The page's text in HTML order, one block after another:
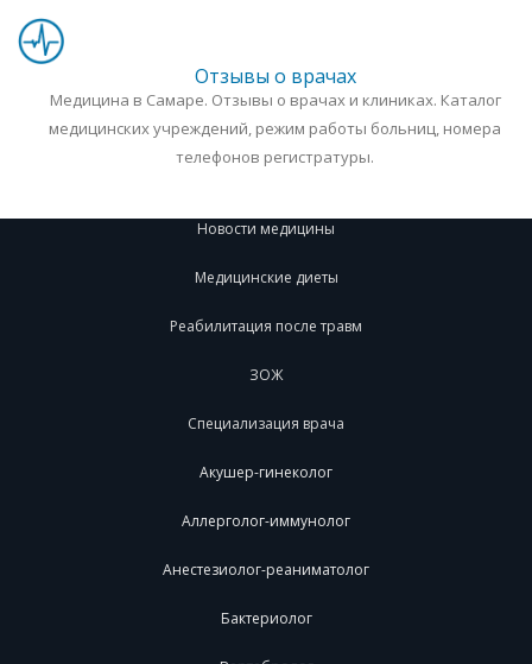
Отзывы о врачах
Медицина в Самаре. Отзывы о врачах и клиниках. Каталог
медицинских учреждений, режим работы больниц, номера
телефонов регистратуры.
Новости медицины
Медицинские диеты
Реабилитация после травм
ЗОЖ
Специализация врача
Акушер-гинеколог
Аллерголог-иммунолог
Анестезиолог-реаниматолог
Бактериолог